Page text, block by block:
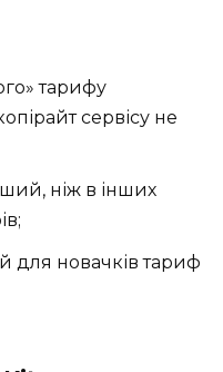
тарифу
сервісу не
ніж в інших
для новачків тариф